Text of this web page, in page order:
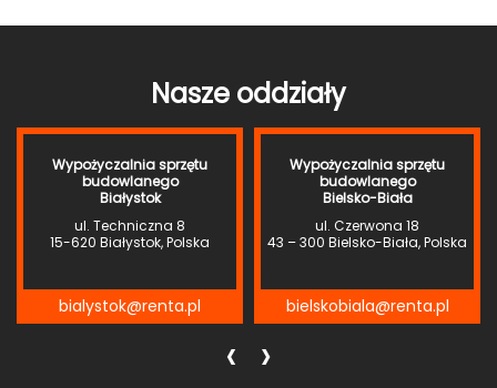
Nasze oddziały
Wypożyczalnia sprzętu
budowlanego
Białystok
ul. Techniczna 8
15-620 Białystok, Polska
bialystok@renta.pl
Wypożyczalnia sprzętu
budowlanego
Bielsko-Biała
ul. Czerwona 18
43 – 300 Bielsko-Biała, Polska
bielskobiala@renta.pl
‹ ›